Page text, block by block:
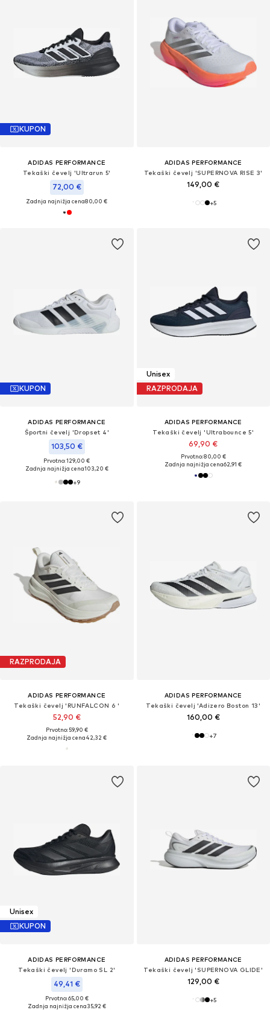
KUPON
ADIDAS PERFORMANCE
Tekaški čevelj 'Ultrarun 5'
72,00 €
Zadnja najnižja cena80,00 €
ADIDAS PERFORMANCE
Tekaški čevelj 'SUPERNOVA RISE 3'
149,00 €
+5
KUPON
ADIDAS PERFORMANCE
Športni čevelj 'Dropset 4'
103,50 €
Prvotno: 129,00 €
Zadnja najnižja cena103,20 €
+9
Unisex
RAZPRODAJA
ADIDAS PERFORMANCE
Tekaški čevelj 'Ultrabounce 5'
69,90 €
Prvotno: 80,00 €
Zadnja najnižja cena62,91 €
RAZPRODAJA
ADIDAS PERFORMANCE
Tekaški čevelj 'RUNFALCON 6 '
52,90 €
Prvotno: 59,90 €
Zadnja najnižja cena42,32 €
ADIDAS PERFORMANCE
Tekaški čevelj 'Adizero Boston 13'
160,00 €
+7
Unisex
KUPON
ADIDAS PERFORMANCE
Tekaški čevelj 'Duramo SL 2'
49,41 €
Prvotno: 65,00 €
Zadnja najnižja cena35,92 €
ADIDAS PERFORMANCE
Tekaški čevelj 'SUPERNOVA GLIDE'
129,00 €
+5